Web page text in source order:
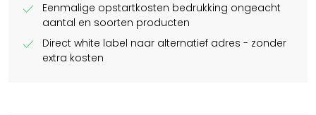
check
Eenmalige opstartkosten bedrukking ongeacht
aantal en soorten producten
check
Direct white label naar alternatief adres - zonder
extra kosten